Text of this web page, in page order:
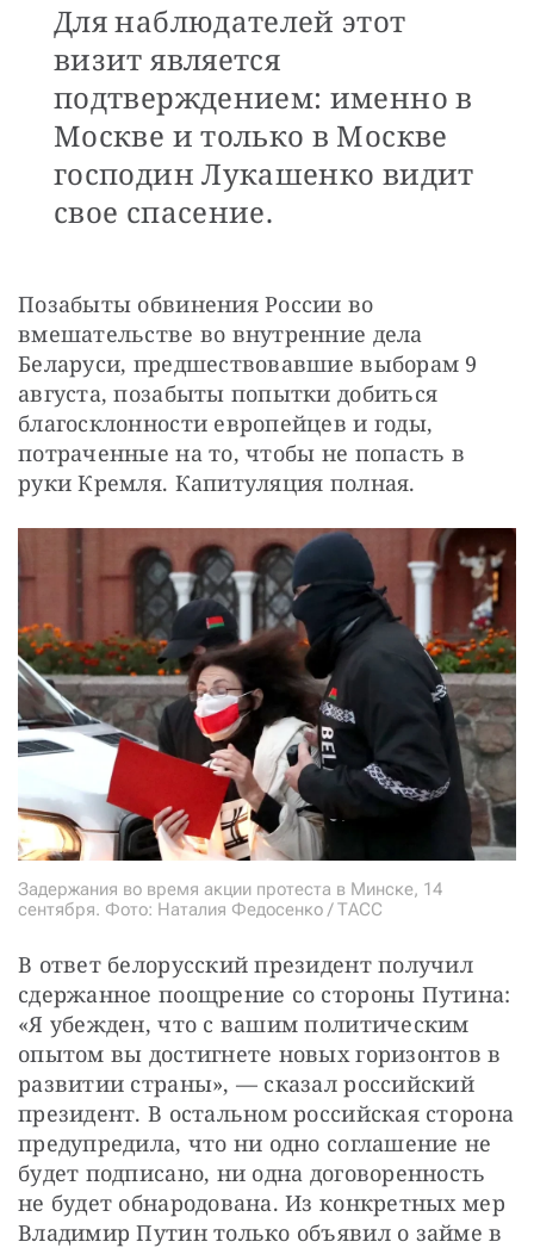
Для наблюдателей этот
визит является
подтверждением: именно в
Москве и только в Москве
господин Лукашенко видит
свое спасение.
Позабыты обвинения России во
вмешательстве во внутренние дела
Беларуси, предшествовавшие выборам 9
августа, позабыты попытки добиться
благосклонности европейцев и годы,
потраченные на то, чтобы не попасть в
руки Кремля. Капитуляция полная.
Задержания во время акции протеста в Минске, 14
сентября. Фото: Наталия Федосенко / ТАСС
В ответ белорусский президент получил
сдержанное поощрение со стороны Путина:
«Я убежден, что с вашим политическим
опытом вы достигнете новых горизонтов в
развитии страны», — сказал российский
президент. В остальном российская сторона
предупредила, что ни одно соглашение не
будет подписано, ни одна договоренность
не будет обнародована. Из конкретных мер
Владимир Путин только объявил о займе в